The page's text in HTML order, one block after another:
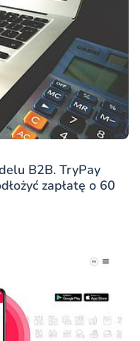
B2B. TryPay
zapłatę o 60